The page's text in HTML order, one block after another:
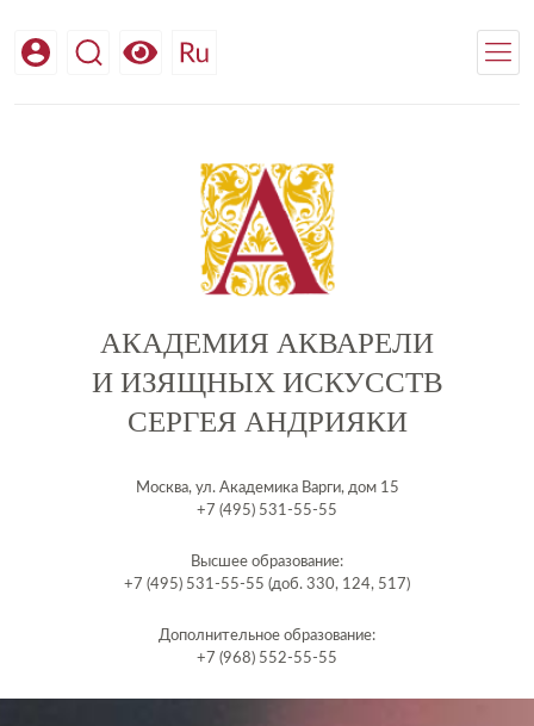
АКАДЕМИЯ АКВАРЕЛИ
И ИЗЯЩНЫХ ИСКУССТВ
СЕРГЕЯ АНДРИЯКИ
Москва, ул. Академика Варги, дом 15
+7 (495) 531-55-55
Высшее образование:
+7 (495) 531-55-55 (доб. 330, 124, 517)
Дополнительное образование:
+7 (968) 552-55-55